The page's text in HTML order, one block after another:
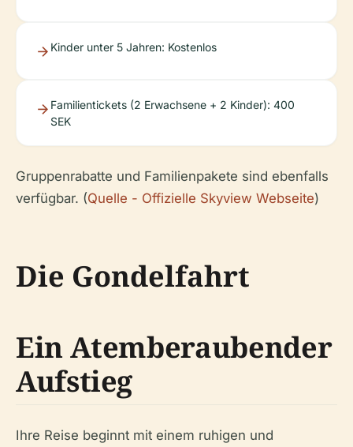
Kinder unter 5 Jahren: Kostenlos
Familientickets (2 Erwachsene + 2 Kinder): 400
SEK
Gruppenrabatte und Familienpakete sind ebenfalls
verfügbar. (Quelle - Offizielle Skyview Webseite)
Die Gondelfahrt
Ein Atemberaubender
Aufstieg
Ihre Reise beginnt mit einem ruhigen und